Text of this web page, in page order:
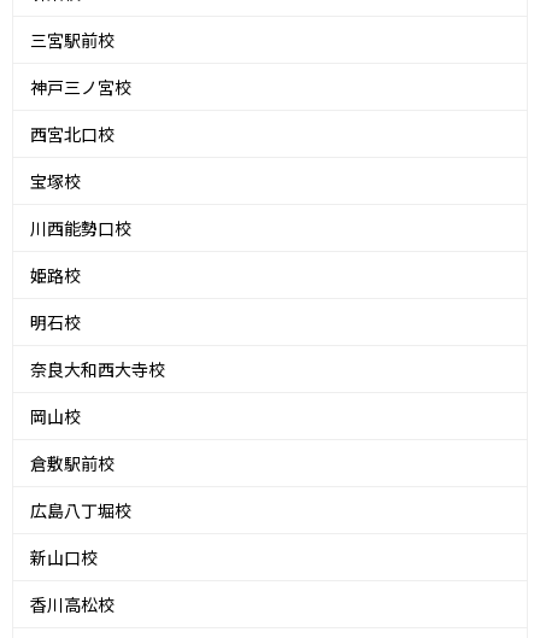
三宮駅前校
神戸三ノ宮校
西宮北口校
宝塚校
川西能勢口校
姫路校
明石校
奈良大和西大寺校
岡山校
倉敷駅前校
広島八丁堀校
新山口校
香川高松校